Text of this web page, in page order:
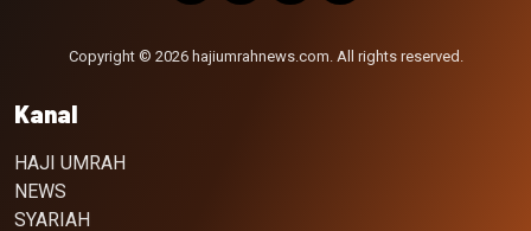
Copyright © 2026 hajiumrahnews.com. All rights reserved.
Kanal
HAJI UMRAH
NEWS
SYARIAH